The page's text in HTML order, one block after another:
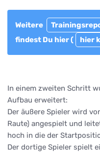
Weitere
findest Du hier (
hier
In einem zweiten Schritt
Aufbau erweitert:
Der äußere Spieler wird
Raute) angespielt und
hoch in die der
Der dortige Spieler spielt